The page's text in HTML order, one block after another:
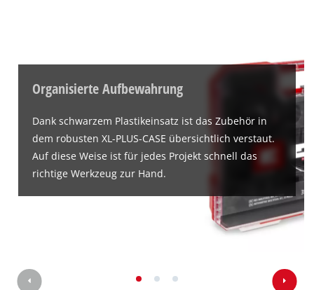
Organisierte Aufbewahrung
Dank schwarzem Plastikeinsatz ist das Zubehör in
dem robusten XL-PLUS-CASE übersichtlich verstaut.
Auf diese Weise ist für jedes Projekt schnell das
richtige Werkzeug zur Hand.